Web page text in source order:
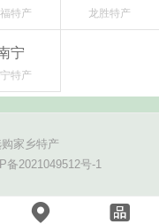
特产 龙胜特产
宁
特产
家乡特产
备2021049512号-1